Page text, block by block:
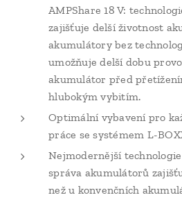
AMPShare 18 V:
zajišťuje delší životnost
akumulátory bez
umožňuje delší dobu
akumulátor před
hlubokým vybitím.
Optimální vybavení pro
práce se systémem L-
Nejmodernější
správa akumulátorů
než u konvenčních